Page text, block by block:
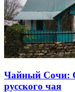
Чайный Сочи:
русского чая